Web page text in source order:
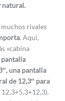
natural.
rivales
. Aquí,
«cabina
pantalla
una pantalla
de 12,3″ para